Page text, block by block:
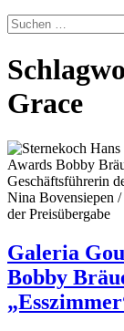
Suchen
nach:
Grace
Galeria
Bobby